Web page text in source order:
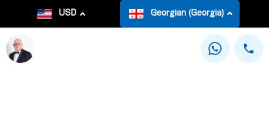
© 2026. All rights reserved.
USD
Georgian (Georgia)